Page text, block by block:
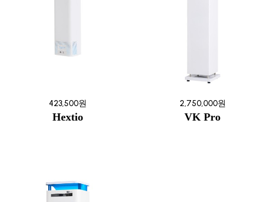
423,500원
Hextio
2,750,000원
VK Pro